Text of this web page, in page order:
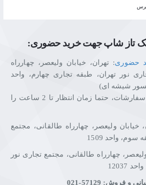
تاز شاپ جهت خرید حضوری:
حضوری: تهران، خیابان ولیعصر، چهارراه
نور تهران، طبقه تجاری چهارم، واحد
(به علت حجم بالای سفارشات، حتما زمان انتظار تا 2 ساعت را
خیابان ولیعصر، چهارراه طالقانی، مجتمع
واحد 1509
چهارراه طالقانی، مجتمع تجاری نور
12037
فروش: 57129-021